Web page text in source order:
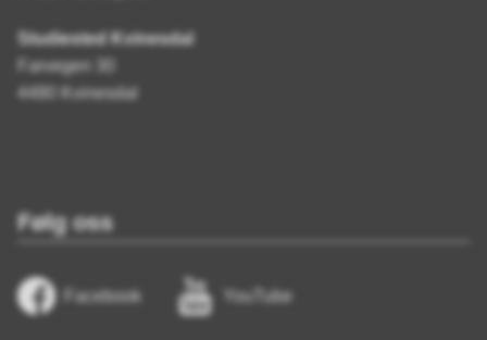
Studiested Kvinesdal
Farvegen 30
4480 Kvinesdal
Følg oss
Facebook YouTube